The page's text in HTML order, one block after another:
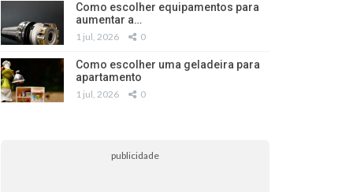
Como escolher equipamentos para
aumentar a…
1 jul, 2026 0
Como escolher uma geladeira para
apartamento
1 jul, 2026 0
publicidade